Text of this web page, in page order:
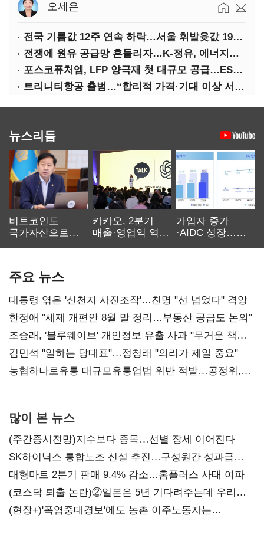
오세은
전국 기름값 12주 연속 하락…서울 휘발윳값 1909원
전쟁에 원유 공급망 흔들리자…K-정유, 에너지안보 핵심으로 재부상
포스코퓨처엠, LFP 양극재 첫 대규모 공급…ESS 시장 공략
트리니티항공 출범…“합리적 가격·기대 이상 서비스로 승부”
뉴스리듬
비트코인도
국가자산으로…'
카카오, 2분기
매출·영업익 역대
가입자 증가
·AIDC 성장…
주요 뉴스
대통령 엮은 '신천지 사진조작'…친명 "선 넘었다" 격앙
한정애 "세제 개편안 8월 말 정리…부동산 공급도 논의"
조승래, '블루웨이브' 개인정보 유출 사과 "무거운 책임
통감"
김민석 "일하는 당대표"…정청래 "의리가 제일 중요"
농협하나로유통 대규모유통업법 위반 적발…공정위,
많이 본 뉴스
(주간증시전망)지수보다 종목…선별 장세 이어진다
SK하이닉스 통합노조 신설 추진…구성원간 성과급
불만 확산
대형마트 2분기 판매 9.4% 감소…홈플러스 사태 여파
(코스닥 퇴출 논란)②일본은 5년 기다려주는데 우리는
당장 퇴출?…시간만으론 부족한 코스닥 구하기
(현장+)'폭염중대경보'에도 농촌 이주노동자는